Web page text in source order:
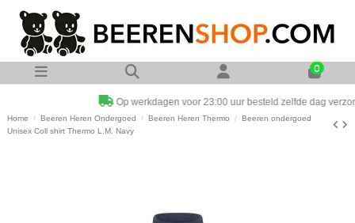
0
Op werkdagen voor 23:00 uur besteld zelfde dag verzonden
Home Beeren Heren Ondergoed Beeren Heren Thermo
Beeren ondergoed
Unisex Coll shirt Thermo L.M. Navy